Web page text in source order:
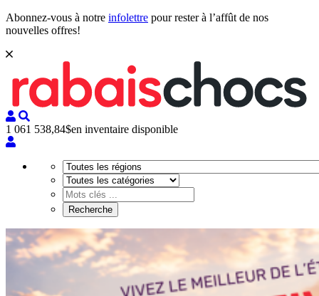
Abonnez-vous à notre infolettre pour rester à l’affût de nos
nouvelles offres!
1 061 538,84$en inventaire disponible